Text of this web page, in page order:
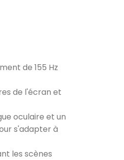
de 155 Hz
de l'écran et
oculaire et un
s'adapter à
les scènes